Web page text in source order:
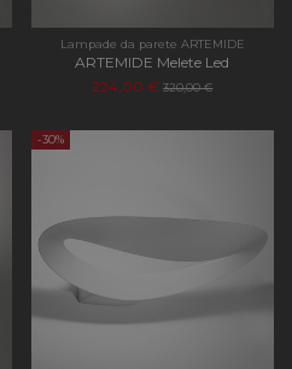
Lampade da parete ARTEMIDE
ARTEMIDE Melete Led
224,00 € 320,00 €
-30%
raccolta
su siti ad
traffico.
.apilluminazione.com
1 anno 1
da Google